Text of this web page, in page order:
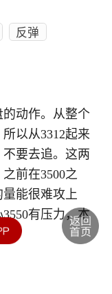
反弹
动作。从整个
以从3312起来
要去追。这两
前在3500之
量能很难攻上
有压力，本